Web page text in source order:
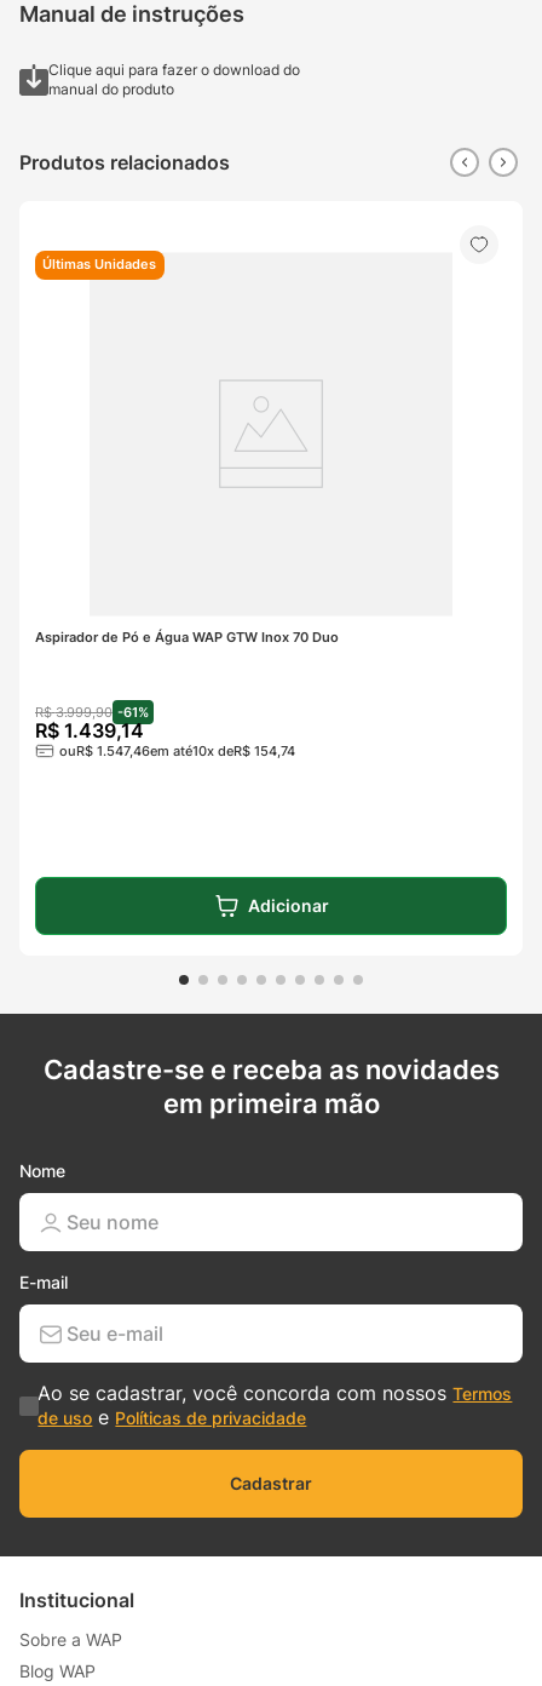
Manual de instruções
Clique aqui para fazer o download do
manual do produto
Produtos relacionados
Últimas Unidades
Aspirador de Pó e Água WAP GTW Inox 70 Duo
R$ 3.999,90 -61%
R$ 1.439,14
ouR$ 1.547,46em até10x deR$ 154,74
Adicionar
Cadastre-se e receba as novidades
em primeira mão
Nome
E-mail
Ao se cadastrar, você concorda com nossosTermos
de uso e Políticas de privacidade
Cadastrar
Institucional
Sobre a WAP
Blog WAP